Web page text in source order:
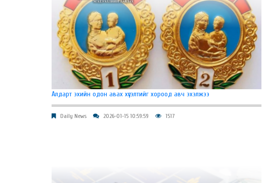
Алдарт эхийн одон авах хүсэлтийг хороод авч эхэлжээ
Daily News 2026-01-15 10:59:59 1517